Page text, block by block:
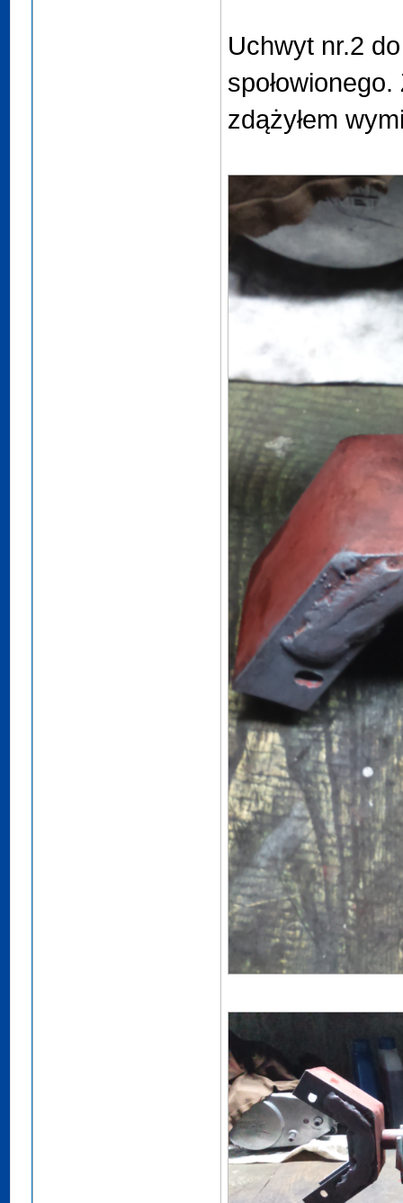
Uchwyt nr.2
zdążyłem